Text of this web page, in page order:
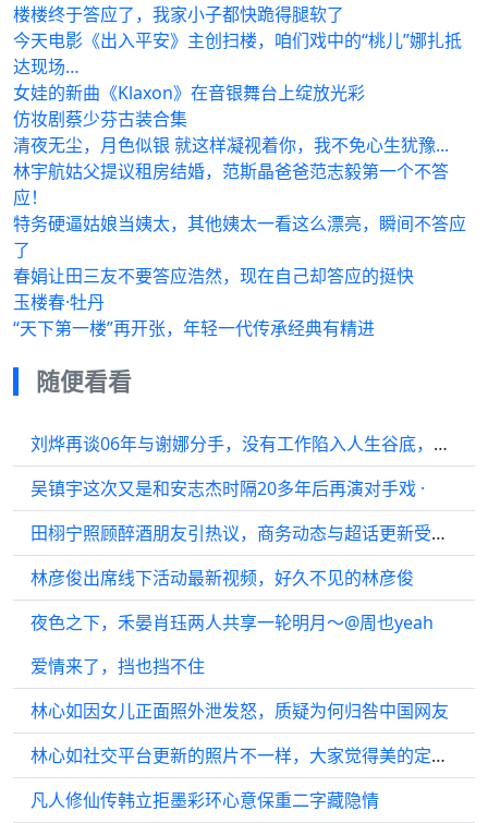
楼楼终于答应了，我家小子都快跪得腿软了
今天电影《出入平安》主创扫楼，咱们戏中的“桃儿”娜扎抵
达现场…
女娃的新曲《Klaxon》在音银舞台上绽放光彩
仿妆剧蔡少芬古装合集
清夜无尘，月色似银 就这样凝视着你，我不免心生犹豫...
林宇航姑父提议租房结婚，范斯晶爸爸范志毅第一个不答
应！
特务硬逼姑娘当姨太，其他姨太一看这么漂亮，瞬间不答应
了
春娟让田三友不要答应浩然，现在自己却答应的挺快
玉楼春·牡丹
“天下第一楼”再开张，年轻一代传承经典有精进
随便看看
刘烨再谈06年与谢娜分手，没有工作陷入人生谷底，每天以泪洗面
吴镇宇这次又是和安志杰时隔20多年后再演对手戏 ·
田栩宁照顾醉酒朋友引热议，商务动态与超话更新受关注
林彦俊出席线下活动最新视频，好久不见的林彦俊
夜色之下，禾晏肖珏两人共享一轮明月～@周也yeah
爱情来了，挡也挡不住
林心如因女儿正面照外泄发怒，质疑为何归咎中国网友
林心如社交平台更新的照片不一样，大家觉得美的定义是真实展现还是精修美化？
凡人修仙传韩立拒墨彩环心意保重二字藏隐情